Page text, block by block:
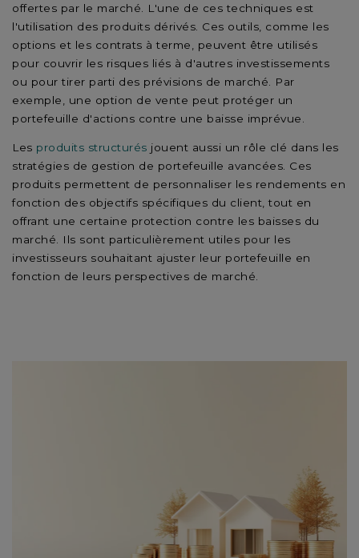
offertes par le marché. L'une de ces techniques est
l'utilisation des produits dérivés. Ces outils, comme les
options et les contrats à terme, peuvent être utilisés
pour couvrir les risques liés à d'autres investissements
ou pour tirer parti des prévisions de marché. Par
exemple, une option de vente peut protéger un
portefeuille d'actions contre une baisse imprévue.
Les produits structurés jouent aussi un rôle clé dans les
stratégies de gestion de portefeuille avancées. Ces
produits permettent de personnaliser les rendements en
fonction des objectifs spécifiques du client, tout en
offrant une certaine protection contre les baisses du
marché. Ils sont particulièrement utiles pour les
investisseurs souhaitant ajuster leur portefeuille en
fonction de leurs perspectives de marché.